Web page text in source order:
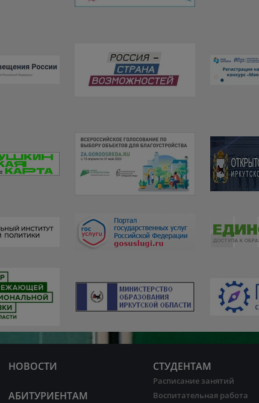
НОВОСТИ
АБИТУРИЕНТАМ
СТУДЕНТАМ
Расписание занятий
Воспитательная работа